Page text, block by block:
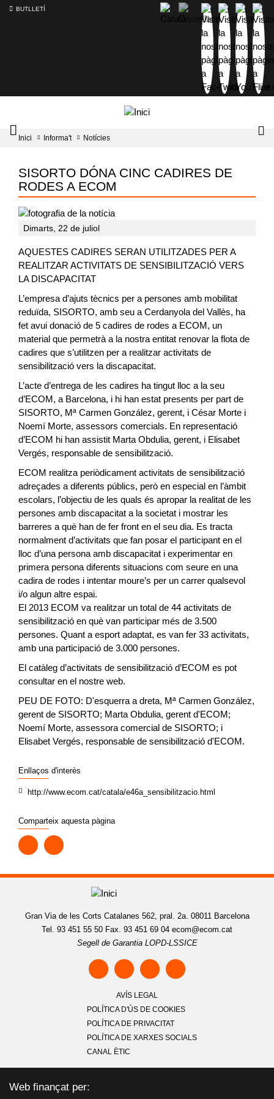
BUTLLETÍ
Mobile
menu
Inici Informa't Notícies
SISORTO DÓNA CINC CADIRES DE
RODES A ECOM
Dimarts, 22 de juliol
AQUESTES CADIRES SERAN UTILITZADES PER A
REALITZAR ACTIVITATS DE SENSIBILITZACIÓ VERS
LA DISCAPACITAT
L’empresa d’ajuts tècnics per a persones amb mobilitat
reduïda, SISORTO, amb seu a Cerdanyola del Vallès, ha
fet avui donació de 5 cadires de rodes a ECOM, un
material que permetrà a la nostra entitat renovar la flota de
cadires que s’utilitzen per a realitzar activitats de
sensibilització vers la discapacitat.
L’acte d’entrega de les cadires ha tingut lloc a la seu
d’ECOM, a Barcelona, i hi han estat presents per part de
SISORTO, Mª Carmen González, gerent, i César Morte i
Noemí Morte, assessors comercials. En representació
d’ECOM hi han assistit Marta Obdulia, gerent, i Elisabet
Vergés, responsable de sensibilització.
ECOM realitza periòdicament activitats de sensibilització
adreçades a diferents públics, però en especial en l’àmbit
escolars, l’objectiu de les quals és apropar la realitat de les
persones amb discapacitat a la societat i mostrar les
barreres a què han de fer front en el seu dia. Es tracta
normalment d’activitats que fan posar el participant en el
lloc d’una persona amb discapacitat i experimentar en
primera persona diferents situacions com seure en una
cadira de rodes i intentar moure’s per un carrer qualsevol
i/o algun altre espai.
El 2013 ECOM va realitzar un total de 44 activitats de
sensibilització en què van participar més de 3.500
persones. Quant a esport adaptat, es van fer 33 activitats,
amb una participació de 3.000 persones.
El catàleg d’activitats de sensibilització d’ECOM es pot
consultar en el nostre web.
PEU DE FOTO: D'esquerra a dreta, Mª Carmen González,
gerent de SISORTO; Marta Obdulia, gerent d'ECOM;
Noemí Morte, assessora comercial de SISORTO; i
Elisabet Vergés, responsable de sensibilització d'ECOM.
Enllaços d'interès
http://www.ecom.cat/catala/e46a_sensibilitzacio.html
Comparteix aquesta pàgina
Gran Via de les Corts Catalanes 562, pral. 2a. 08011 Barcelona
Tel. 93 451 55 50 Fax. 93 451 69 04 ecom@ecom.cat
Segell de Garantia LOPD-LSSICE
AVÍS LEGAL
POLÍTICA D'ÚS DE COOKIES
POLÍTICA DE PRIVACITAT
POLÍTICA DE XARXES SOCIALS
CANAL ÈTIC
Web finançat per: